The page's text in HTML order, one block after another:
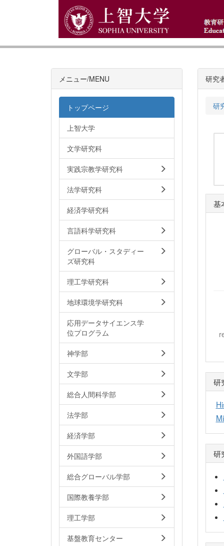
研究
研
基
研
研
メニュー/MENU
トップページ
上智大学
文学研究科
実践宗教学研究科
法学研究科
経済学研究科
言語科学研究科
グローバル・スタディー
ズ研究科
理工学研究科
地球環境学研究科
応用データサイエンス学
位プログラム
神学部
文学部
総合人間科学部
法学部
経済学部
外国語学部
総合グローバル学部
国際教養学部
理工学部
基盤教育センター